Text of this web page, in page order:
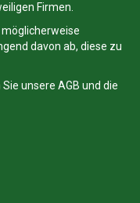
Firmen.
möglicherweise
davon ab, diese zu
unsere AGB und die